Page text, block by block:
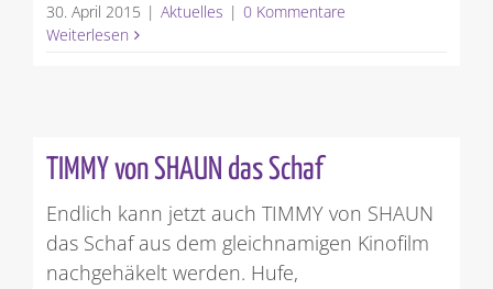
30. April 2015 | Aktuelles | 0 Kommentare
Weiterlesen
TIMMY von SHAUN das Schaf
Endlich kann jetzt auch TIMMY von SHAUN
das Schaf aus dem gleichnamigen Kinofilm
nachgehäkelt werden. Hufe,